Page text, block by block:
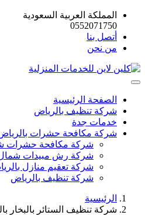
المملكة العربية السعودية
0552071750
أتصل بنا
من نحن
الصفحة الرئيسية
شركة تنظيف بالرياض
خدمات جدة
شركة مكافحة حشرات
شركة مكافحة حشرات
شركة رش مبيدات شمال
شركة تعقيم منازل
شركة تنظيف بالرياض
الرئيسية
شركة تنظيف الستائر بالبخار